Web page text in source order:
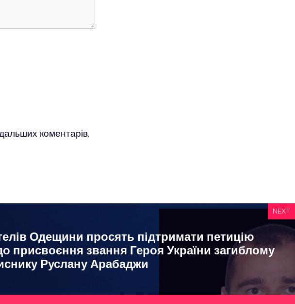
коментарів.
NEXT
Одещини просять підтримати петицію
присвоєння звання Героя України загиблому
Руслану Арабаджи